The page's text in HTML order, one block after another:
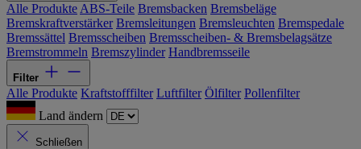
Alle Produkte ABS-Teile Bremsbacken Bremsbeläge
Bremskraftverstärker Bremsleitungen Bremsleuchten Bremspedale
Bremssättel Bremsscheiben Bremsscheiben- & Bremsbelagsätze
Bremstrommeln Bremszylinder Handbremsseile
Filter
Alle Produkte Kraftstofffilter Luftfilter Ölfilter Pollenfilter
Land ändern
Schließen